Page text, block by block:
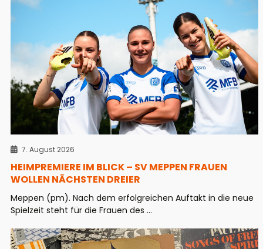
7. August 2026
HEIMPREMIERE IM BLICK – SV MEPPEN FRAUEN
WOLLEN NÄCHSTEN DREIER
Meppen (pm). Nach dem erfolgreichen Auftakt in die neue
Spielzeit steht für die Frauen des ...